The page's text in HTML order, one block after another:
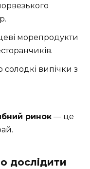
морепродукти
солодкі випічки з
ринок — це
дослідити